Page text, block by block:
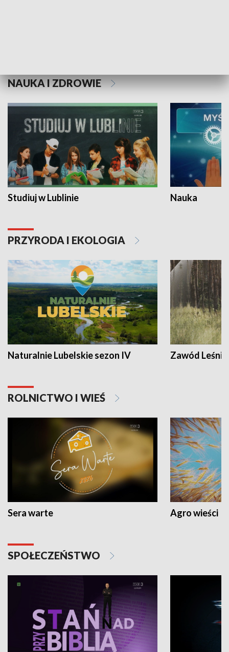
NAUKA I ZDROWIE
Studiuj w Lublinie Nauka
PRZYRODA I EKOLOGIA
Naturalnie Lubelskie sezon IV Zawód Leśnik
ROLNICTWO I WIEŚ
Sera warte Agro wieści
SPOŁECZEŃSTWO